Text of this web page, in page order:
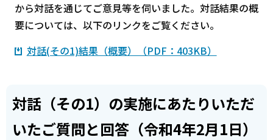
から対話を通じてご意見等を伺いました。対話結果の概
要については、以下のリンクをご覧ください。
対話(その1)結果（概要）（PDF：403KB）
対話（その1）の実施にあたりいただ
いたご質問と回答（令和4年2月1日）